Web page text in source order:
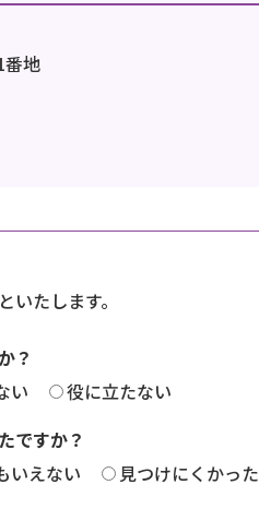
地
たします。
？
い
役に立たない
ですか？
いえない 見つけにくかった